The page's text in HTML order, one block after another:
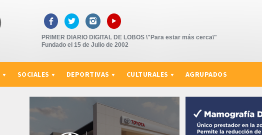
   ▸
PRIMER DIARIO DIGITAL DE LOBOS \"Para estar más cerca\"
Fundado el 15 de Julio de 2002
SOCIALES DEPORTIVAS CULTURALES AGRUPADOS